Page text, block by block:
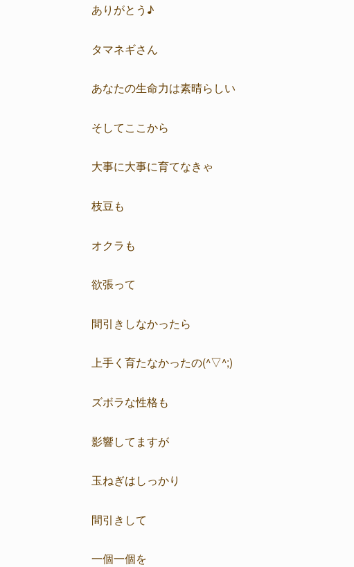
ありがとう♪
タマネギさん
あなたの生命力は素晴らしい
そしてここから
大事に大事に育てなきゃ
枝豆も
オクラも
欲張って
間引きしなかったら
上手く育たなかったの(^▽^;)
ズボラな性格も
影響してますが
玉ねぎはしっかり
間引きして
一個一個を